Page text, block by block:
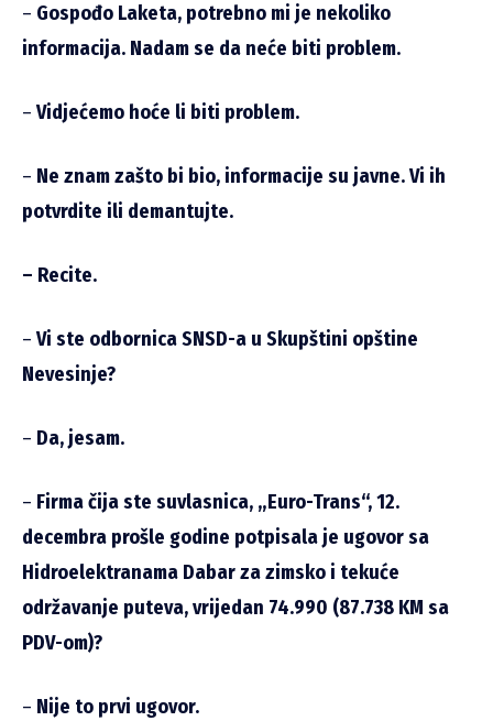
– Gospođo Laketa, potrebno mi je nekoliko
informacija. Nadam se da neće biti problem.
– Vidjećemo hoće li biti problem.
– Ne znam zašto bi bio, informacije su javne. Vi ih
potvrdite ili demantujte.
– Recite.
– Vi ste odbornica SNSD-a u Skupštini opštine
Nevesinje?
– Da, jesam.
– Firma čija ste suvlasnica, „Euro-Trans“, 12.
decembra prošle godine potpisala je ugovor sa
Hidroelektranama Dabar za zimsko i tekuće
održavanje puteva, vrijedan 74.990 (87.738 KM sa
PDV-om)?
– Nije to prvi ugovor.